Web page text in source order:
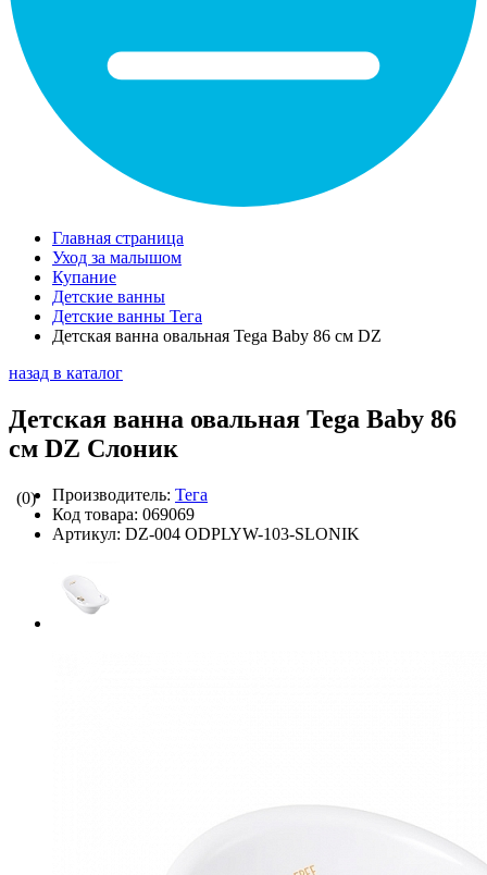
Главная страница
Уход за малышом
Купание
Детские ванны
Детские ванны Тега
Детская ванна овальная Tega Baby 86 см DZ
назад в каталог
Детская ванна овальная Tega Baby 86
см DZ Слоник
(0) Производитель: Тега
Код товара: 069069
Артикул: DZ-004 ODPLYW-103-SLONIK